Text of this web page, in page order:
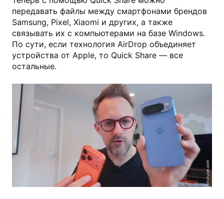
передавать файлы между смартфонами брендов
Samsung, Pixel, Xiaomi и других, а также
связывать их с компьютерами на базе Windows.
По сути, если технология AirDrop объединяет
устройства от Apple, то Quick Share — все
остальные.
youtube.com